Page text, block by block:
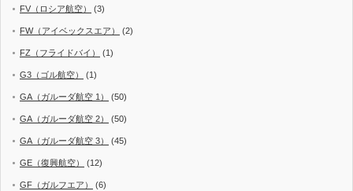
FV（ロシア航空） (3)
FW（アイベックスエア） (2)
FZ（フライドバイ） (1)
G3（ゴル航空） (1)
GA（ガルーダ航空 1） (50)
GA（ガルーダ航空 2） (50)
GA（ガルーダ航空 3） (45)
GE（復興航空） (12)
GF（ガルフエア） (6)